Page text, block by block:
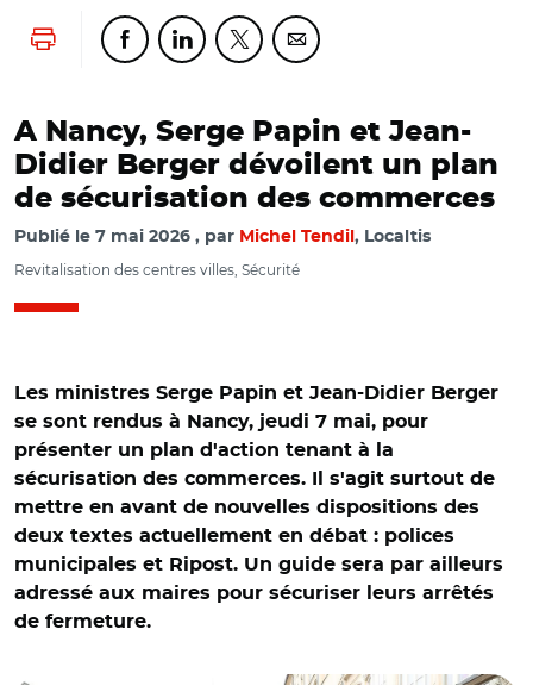
Lancer l'impressionPartager cette page sur Facebook
Partager cette page sur Linkedin
Partager cette page sur Twitter
Partager cette page sur
A Nancy, Serge Papin et Jean-
Didier Berger dévoilent un plan
de sécurisation des commerces
Publié le 7 mai 2026 par Michel Tendil , Localtis
Revitalisation des centres villes, Sécurité
Les ministres Serge Papin et Jean-Didier Berger
se sont rendus à Nancy, jeudi 7 mai, pour
présenter un plan d'action tenant à la
sécurisation des commerces. Il s'agit surtout de
mettre en avant de nouvelles dispositions des
deux textes actuellement en débat : polices
municipales et Ripost. Un guide sera par ailleurs
adressé aux maires pour sécuriser leurs arrêtés
de fermeture.
© Fred MARVAUX-REA/ Nadine Morano, Jean-Didier
Berger, Mathieu Klein, Serge Papin, Yves Seguy et Pierre